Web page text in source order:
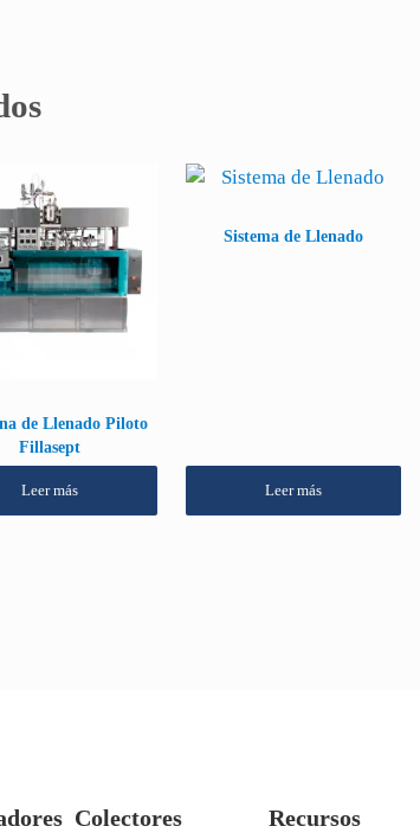
de Llenado Piloto
Fillasept
Leer más
Sistema de Llenado
Leer más
Colectores Recursos